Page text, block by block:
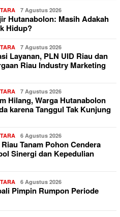
7 Agustus 2026
Hutanabolon: Masih Adakah
Hidup?
7 Agustus 2026
Layanan, PLN UID Riau dan
Riau Industry Marketing
7 Agustus 2026
Hilang, Warga Hutanabolon
karena Tanggul Tak Kunjung
6 Agustus 2026
Tanam Pohon Cendera
Sinergi dan Kepedulian
6 Agustus 2026
Pimpin Rumpon Periode